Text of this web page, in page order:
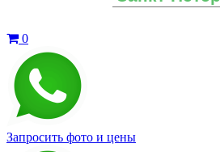
0
Запросить фото и цены